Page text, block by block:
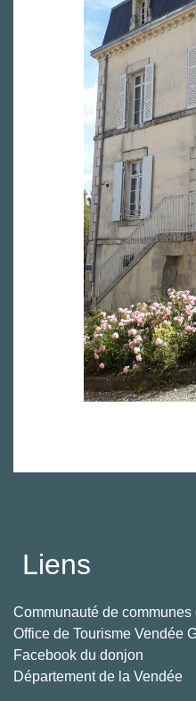
Liens
Communauté de
Office de Tourisme Vendée
Facebook du donjon
Département de la Vendée